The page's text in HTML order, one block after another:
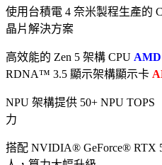
使用台積電 4 奈米製程生產的
晶片解決方案
高效能的 Zen 5 架構 CPU
RDNA™ 3.5 顯示架構顯示卡
NPU 架構提供 50+ NPU
力
搭配 NVIDIA® GeForce® RTX